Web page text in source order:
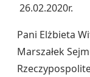
26.02.2020r.
Pani Elżbieta
Marszałek